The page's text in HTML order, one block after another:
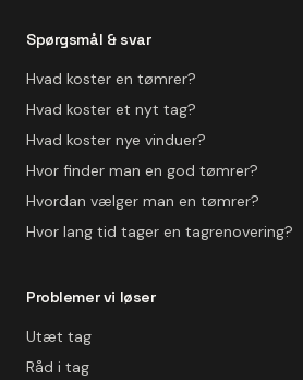
Spørgsmål & svar
Hvad koster en tømrer?
Hvad koster et nyt tag?
Hvad koster nye vinduer?
Hvor finder man en god tømrer?
Hvordan vælger man en tømrer?
Hvor lang tid tager en tagrenovering?
Problemer vi løser
Utæt tag
Råd i tag